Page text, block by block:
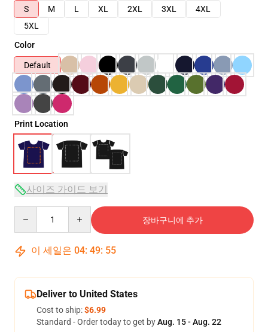
S
M L XL 2XL 3XL
4XL
5XL
Color
Default
Print Location
사이즈 가이드 보기
장바구니에 추가
이 세일은 04: 49: 54
Deliver to United States
Cost to ship:$6.99
Standard - Order today to get byAug. 15 - Aug. 22